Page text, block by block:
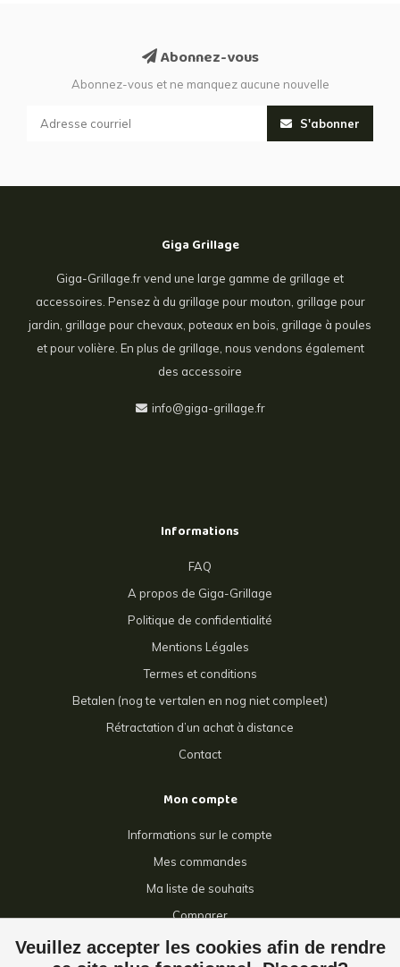
Veuillez accepter les cookies afin de rendre
Abonnez-vous
Abonnez-vous et ne manquez aucune nouvelle
S'abonner
Giga Grillage
Giga-Grillage.fr vend une large gamme de grillage et
accessoires. Pensez à du grillage pour mouton, grillage pour
jardin, grillage pour chevaux, poteaux en bois, grillage à poules
et pour volière. En plus de grillage, nous vendons également
des accessoire
info@giga-grillage.fr
Informations
FAQ
A propos de Giga-Grillage
Politique de confidentialité
Mentions Légales
Termes et conditions
Betalen (nog te vertalen en nog niet compleet)
Rétractation d’un achat à distance
Contact
Mon compte
Informations sur le compte
Mes commandes
Ma liste de souhaits
Comparer
Tous les produits